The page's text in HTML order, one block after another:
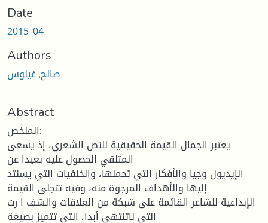
Date
2015-04
Authors
صالح, غيلوس
Abstract
الملخص:
يعتبر الجمال القيمة الحقيقية للنص الشعري، إذ يسعى
المتلقي الحصول عليه بعيدا عن
الإيديول وجيا والأفكار التي تحملها، والخلفيات التي يسنتد
إليها والأهداف المرجوة منه، وفيه تتجلى القيمة
الإبداعية للشاعر القائمة على شبكة من العلاقات والشف ا رت
التي لاتنتهي أبدا، التي تتميز بصيغة